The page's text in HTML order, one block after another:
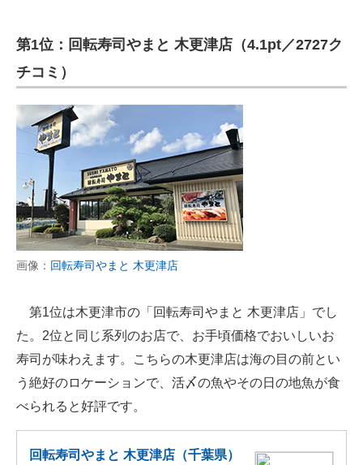
第1位：回転寿司やまと 木更津店（4.1pt／2727ク
チコミ）
画像： 回転寿司やまと 木更津店
第1位は木更津市の「回転寿司やまと 木更津店」でし
た。2位と同じ系列のお店で、お手頃価格でおいしいお
寿司が味わえます。こちらの木更津店は海の目の前とい
う絶好のロケーションで、活〆の魚やその日の地魚が食
べられると好評です。
回転寿司やまと 木更津店（千葉県）